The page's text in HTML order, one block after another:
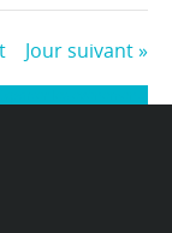
Jour suivant»